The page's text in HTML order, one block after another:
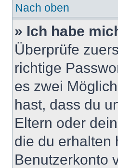
Nach oben
» Ich habe
Überprüfe
richtige
es zwei
hast, dass du
Eltern oder
die du erhalten
Benutzerkonto